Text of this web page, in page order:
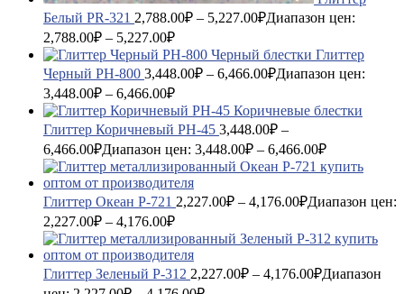
Белый PR-321 2,788.00₽ – 5,227.00₽Диапазон цен:
2,788.00₽ – 5,227.00₽
Глиттер
Черный PH-800 3,448.00₽ – 6,466.00₽Диапазон цен:
3,448.00₽ – 6,466.00₽
Глиттер Коричневый PH-45 3,448.00₽ –
6,466.00₽Диапазон цен: 3,448.00₽ – 6,466.00₽
Глиттер Океан P-721 2,227.00₽ – 4,176.00₽Диапазон цен:
2,227.00₽ – 4,176.00₽
Глиттер Зеленый P-312 2,227.00₽ – 4,176.00₽Диапазон